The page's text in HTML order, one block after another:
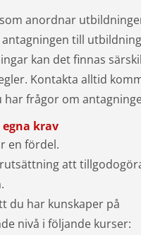
anordnar
till
kan det finnas
Kontakta alltid
har frågor om
krav
en fördel.
att
du har kunskaper på
nivå i följande kurser: